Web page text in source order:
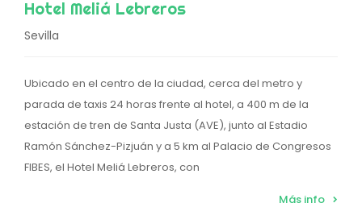
Hotel Meliá Lebreros
Sevilla
Ubicado en el centro de la ciudad, cerca del metro y
parada de taxis 24 horas frente al hotel, a 400 m de la
estación de tren de Santa Justa (AVE), junto al Estadio
Ramón Sánchez-Pizjuán y a 5 km al Palacio de Congresos
FIBES, el Hotel Meliá Lebreros, con
Más info